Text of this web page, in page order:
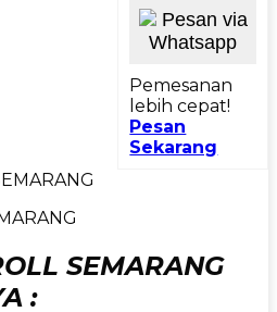
Pesan via
Whatsapp
Pemesanan
lebih cepat!
Pesan
Sekarang
SEMARANG
: